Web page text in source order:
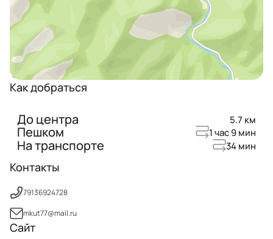
Как добраться
До центра 5.7 км
Пешком 1 час 9 мин
На транспорте 34 мин
Контакты
79136924728
mkut77@mail.ru
Сайт